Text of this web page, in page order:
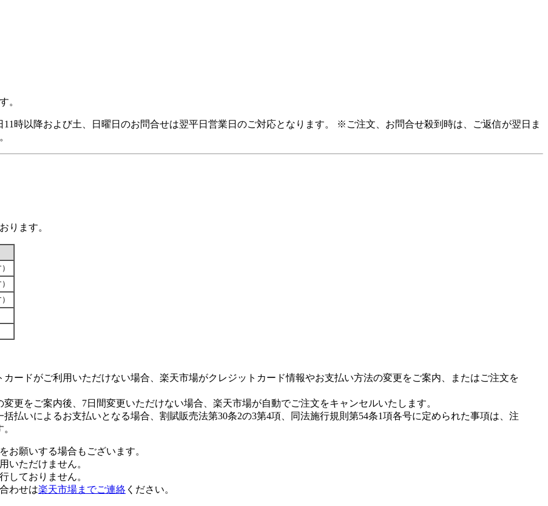
。
時以降および土、日曜日のお問合せは翌平日営業日のご対応となります。 ※ご注文、お問合せ殺到時は、ご返信が翌日ま
ります。
ードがご利用いただけない場合、楽天市場がクレジットカード情報やお支払い方法の変更をご案内、またはご注文を
更をご案内後、7日間変更いただけない場合、楽天市場が自動でご注文をキャンセルいたします。
払いによるお支払いとなる場合、割賦販売法第30条2の3第4項、同法施行規則第54条1項各号に定められた事項は、注
願いする場合もございます。
いただけません。
しておりません。
わせは楽天市場までご連絡 ください。